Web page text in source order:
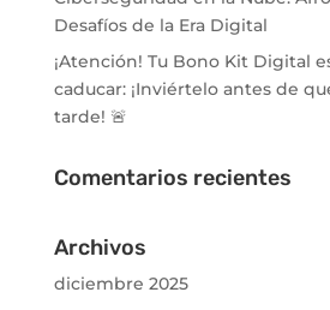
Desafíos de la Era Digital
¡Atención! Tu Bono Kit Digital
caducar: ¡Inviértelo antes de
tarde! 🚨
Comentarios recientes
Archivos
diciembre 2025